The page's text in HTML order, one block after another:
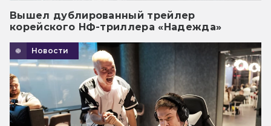
Вышел дублированный трейлер
корейского НФ-триллера «Надежда»
Новости